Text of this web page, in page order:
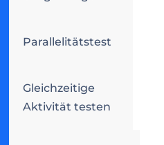
Parallelitätstest
Gleichzeitige
Aktivität testen